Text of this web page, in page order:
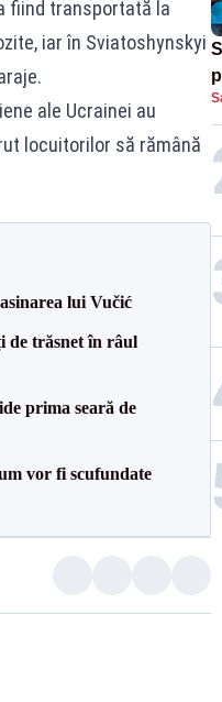
fiind transportată la
iar în Sviatoshynskyi
ale Ucrainei au
locuitorilor să rămână
lui Vučić
de trăsnet în râul
prima seară de
vor fi scufundate